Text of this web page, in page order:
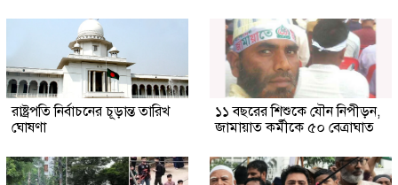
রাষ্ট্রপতি নির্বাচনের চূড়ান্ত তারিখ
ঘোষণা
১১ বছরের শিশুকে যৌন নিপীড়ন,
জামায়াত কর্মীকে ৫০ বেত্রাঘাত